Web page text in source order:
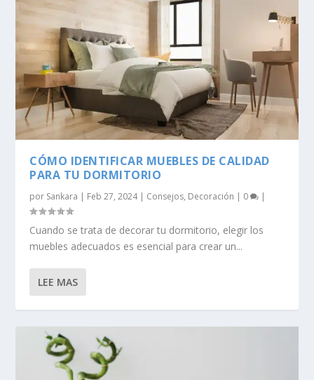
CÓMO IDENTIFICAR MUEBLES DE CALIDAD
PARA TU DORMITORIO
por Sankara | Feb 27, 2024| Consejos, Decoración | 0 |
Cuando se trata de decorar tu dormitorio, elegir los
muebles adecuados es esencial para crear un...
LEE MAS